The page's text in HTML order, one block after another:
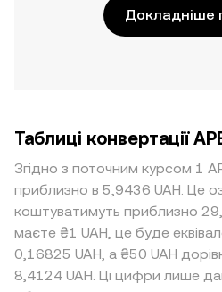
Докладніше
Таблиці конвертації
Згідно з поточним курсом 1
приблизно в 5,9436 UAH. Це
коштуватимуть приблизно
маєте ₴1 UAH, це буде
0,16825 UAH, а ₴50 UAH
8,4124 UAH. Ці цифри лише